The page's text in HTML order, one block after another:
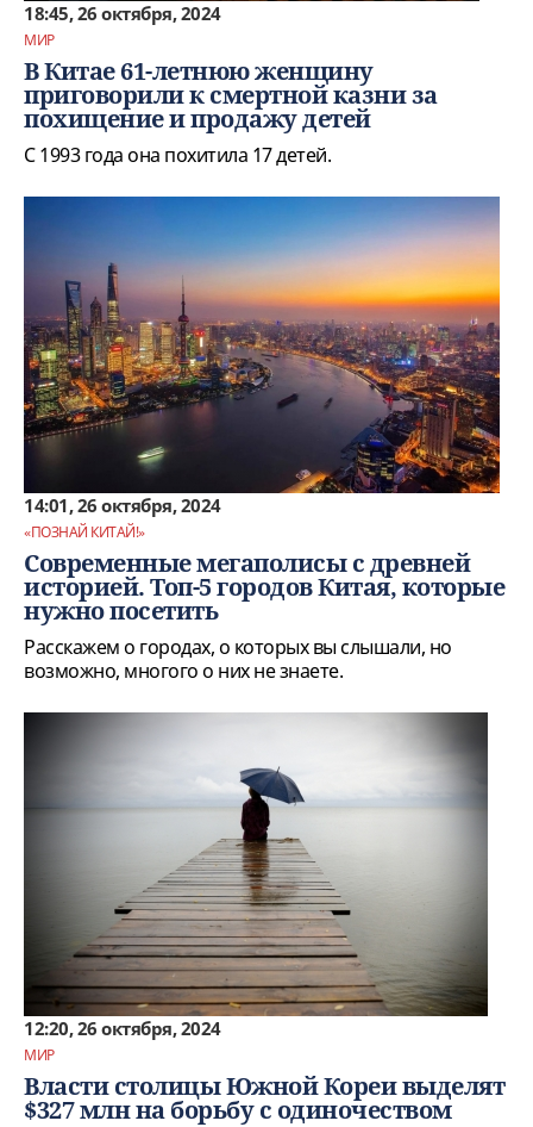
18:45, 26 октября, 2024
МИР
В Китае 61-летнюю женщину
приговорили к смертной казни за
похищение и продажу детей
С 1993 года она похитила 17 детей.
14:01, 26 октября, 2024
«ПОЗНАЙ КИТАЙ!»
Современные мегаполисы с древней
историей. Топ-5 городов Китая, которые
нужно посетить
Расскажем о городах, о которых вы слышали, но
возможно, многого о них не знаете.
12:20, 26 октября, 2024
МИР
Власти столицы Южной Кореи выделят
$327 млн на борьбу с одиночеством